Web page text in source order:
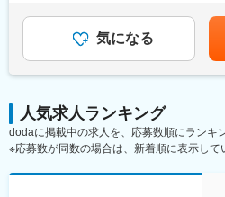
フレキシブルスタイルワーク：
「効率的で生産性の高い業務を
う考え方で、より柔軟な働き方
変更の範囲：会社の定める業務
・グローバル試験の治験実施計
めの修正版の作成およびレビュ
（実施計画書、安全性定期報告
■仕事の魅力：
・医薬品、医療機器、再生医療等
す。■昇給：年1回■業績賞与：年
であり、選考を通じて上下する
定手当を含めた表記です。
気になる
人気求人ランキング
dodaに掲載中の求人を、応募数順にランキ
※応募数が同数の場合は、新着順に表示して